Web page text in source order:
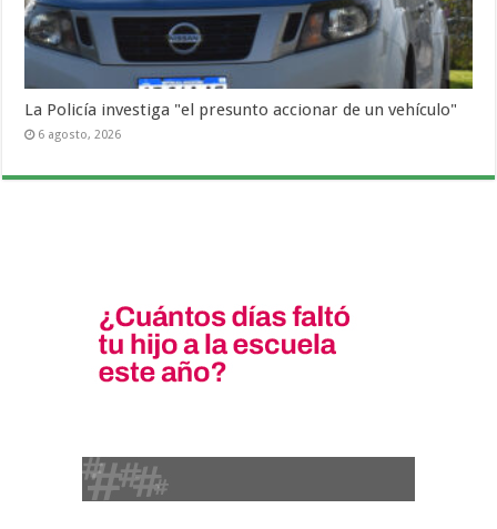
La Policía investiga "el presunto accionar de un vehículo"
6 agosto, 2026